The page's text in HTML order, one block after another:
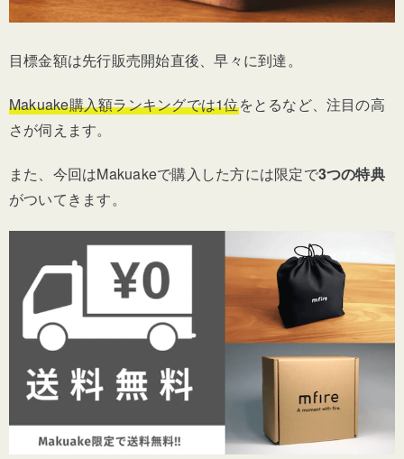
目標金額は先行販売開始直後、早々に到達。
Makuake購入額ランキングでは1位をとるなど、注目の高
さが伺えます。
また、今回はMakuakeで購入した方には限定で3つの特典
がついてきます。